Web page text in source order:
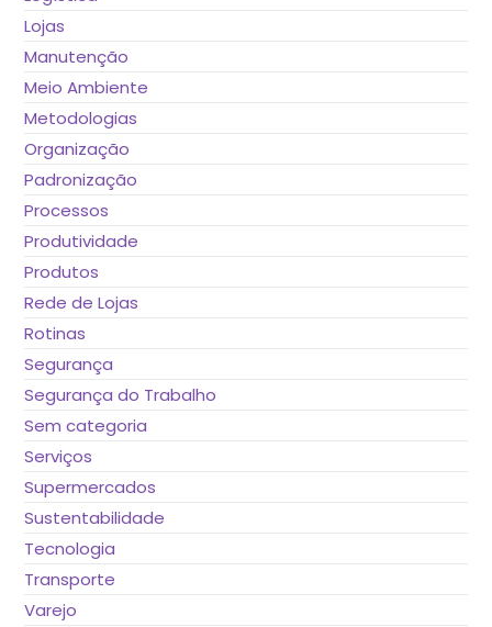
Lojas
Manutenção
Meio Ambiente
Metodologias
Organização
Padronização
Processos
Produtividade
Produtos
Rede de Lojas
Rotinas
Segurança
Segurança do Trabalho
Sem categoria
Serviços
Supermercados
Sustentabilidade
Tecnologia
Transporte
Varejo